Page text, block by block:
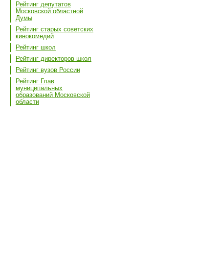
Рейтинг депутатов
Московской областной
Думы
Рейтинг старых советских
кинокомедий
Рейтинг школ
Рейтинг директоров школ
Рейтинг вузов России
Рейтинг Глав
муниципальных
образований Московской
области